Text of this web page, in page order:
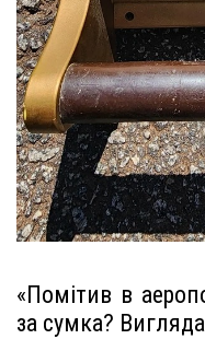
«Помітив в
за сумка?